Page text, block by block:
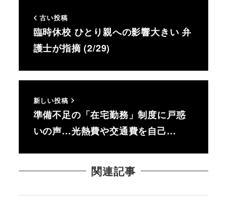
古い投稿
臨時休校 ひとり親への影響大きい 弁
護士が指摘 (2/29)
新しい投稿
準備不足の「在宅勤務」制度に戸惑
いの声…光熱費や交通費を自己…
関連記事